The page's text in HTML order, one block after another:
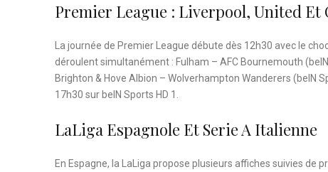
Premier League : Liverpool, United Et
La journée de Premier League débute dès 12h30 avec le
déroulent simultanément : Fulham – AFC Bournemouth
Brighton & Hove Albion – Wolverhampton Wanderers (beIN
17h30 sur beIN Sports HD 1.
LaLiga Espagnole Et Serie A Italienne
En Espagne, la LaLiga propose plusieurs affiches suivies de